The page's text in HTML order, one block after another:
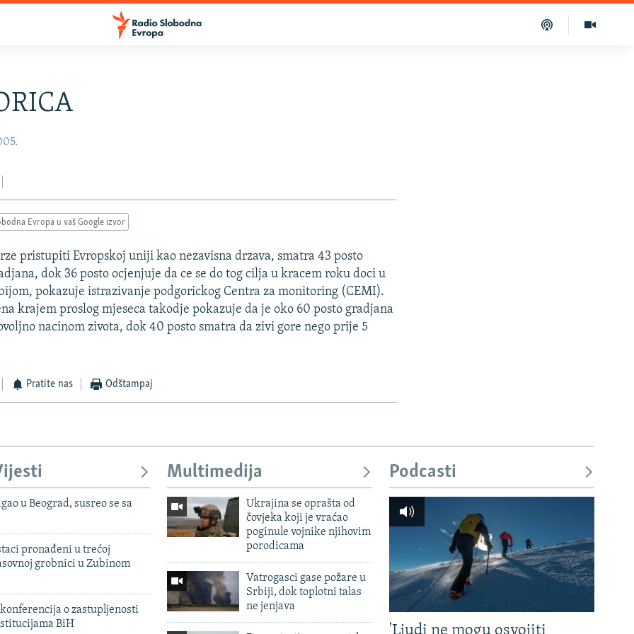
Evropa u vaš Google izvor
pristupiti Evropskoj uniji kao nezavisna drzava, smatra 43 posto
dok 36 posto ocjenjuje da ce se do tog cilja u kracem roku doci u
pokazuje istrazivanje podgorickog Centra za monitoring (CEMI).
krajem proslog mjeseca takodje pokazuje da je oko 60 posto gradjana
nacinom zivota, dok 40 posto smatra da zivi gore nego prije 5
Pratite nas Odštampaj
u Beograd, susreo se sa
pronađeni u trećoj
grobnici u Zubinom
o zastupljenosti
BiH
Multimedija
Ukrajina se oprašta od
čovjeka koji je vraćao
poginule vojnike njihovim
porodicama
Vatrogasci gase požare u
Srbiji, dok toplotni talas
ne jenjava
Podcasti